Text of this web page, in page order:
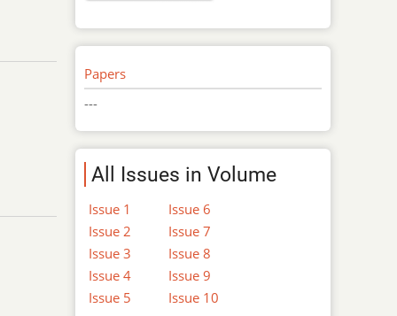
Papers
---
All Issues in Volume
Issue 1
Issue 2
Issue 3
Issue 4
Issue 5
Issue 6
Issue 7
Issue 8
Issue 9
Issue 10